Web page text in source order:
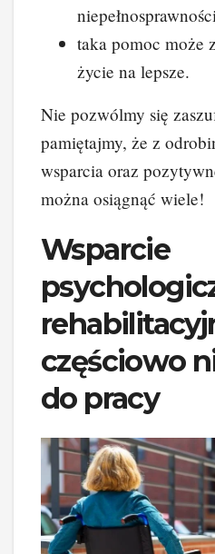
taka pomoc może
życie na lepsze.
Nie pozwólmy się
pamiętajmy, że z
wsparcia oraz
można osiągnąć wiele!
Wsparcie
częściowo
do pracy